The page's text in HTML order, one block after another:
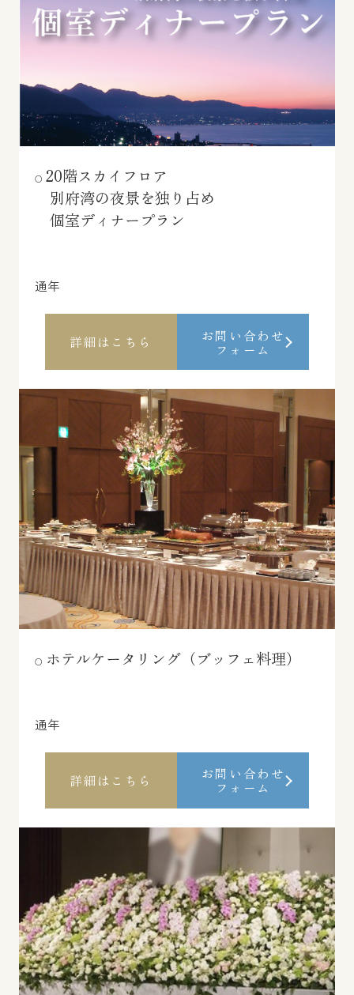
20階スカイフロア
別府湾の夜景を独り占め
個室ディナープラン
通年
詳細はこちら
お問い合わせ
フォーム
ホテルケータリング（ブッフェ料理）
通年
詳細はこちら
お問い合わせ
フォーム